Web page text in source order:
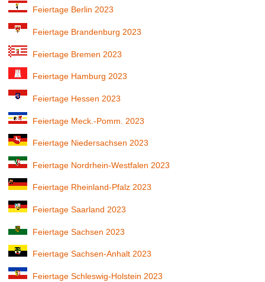
Feiertage Berlin 2023
Feiertage Brandenburg 2023
Feiertage Bremen 2023
Feiertage Hamburg 2023
Feiertage Hessen 2023
Feiertage Meck.-Pomm. 2023
Feiertage Niedersachsen 2023
Feiertage Nordrhein-Westfalen 2023
Feiertage Rheinland-Pfalz 2023
Feiertage Saarland 2023
Feiertage Sachsen 2023
Feiertage Sachsen-Anhalt 2023
Feiertage Schleswig-Holstein 2023